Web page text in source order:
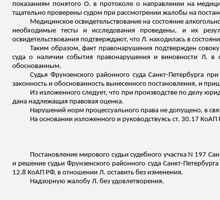
показаниям понятого О. в протоколе о направлении на
тщательно проверены судом при рассмотрении жалобы на
Медицинское освидетельствование на состояние
необходимые тесты и исследования проведены, и их
освидетельствования подтверждают, что Л. находилась в
Таким образом, факт правонарушения подтвержден
суда о наличии события правонарушения и виновности Л.
обоснованным.
Судья Фрунзенского районного суда Санкт-Петербурга
законность и обоснованность вынесенного постановления, и
Из изложенного следует, что при производстве по делу
дана надлежащая правовая оценка.
Нарушений норм процессуального права не допущено, в
На основании изложенного и руководствуясь ст. 30.17 КоАП
Постановление мирового судьи судебного участка N 197
и решение судьи Фрунзенского районного суда Санкт-
12.8 КоАП РФ, в отношении Л. оставить без изменения.
Надзорную жалобу Л. без удовлетворения.